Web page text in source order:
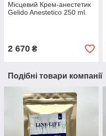
Місцевий Крем-анестетик
Gelido Anestetico 250 ml.
2 670 ₴
Подібні товари компанії